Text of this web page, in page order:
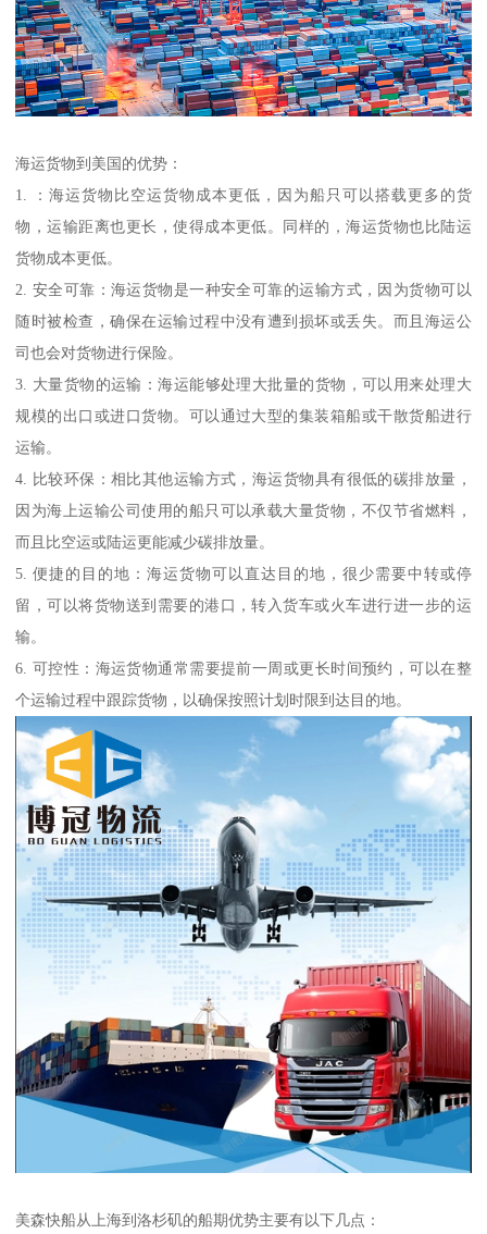
海运货物到美国的优势：
1. ：海运货物比空运货物成本更低，因为船只可以搭载更多的货
物，运输距离也更长，使得成本更低。同样的，海运货物也比陆运
货物成本更低。
2. 安全可靠：海运货物是一种安全可靠的运输方式，因为货物可以
随时被检查，确保在运输过程中没有遭到损坏或丢失。而且海运公
司也会对货物进行保险。
3. 大量货物的运输：海运能够处理大批量的货物，可以用来处理大
规模的出口或进口货物。可以通过大型的集装箱船或干散货船进行
运输。
4. 比较环保：相比其他运输方式，海运货物具有很低的碳排放量，
因为海上运输公司使用的船只可以承载大量货物，不仅节省燃料，
而且比空运或陆运更能减少碳排放量。
5. 便捷的目的地：海运货物可以直达目的地，很少需要中转或停
留，可以将货物送到需要的港口，转入货车或火车进行进一步的运
输。
6. 可控性：海运货物通常需要提前一周或更长时间预约，可以在整
个运输过程中跟踪货物，以确保按照计划时限到达目的地。
美森快船从上海到洛杉矶的船期优势主要有以下几点：